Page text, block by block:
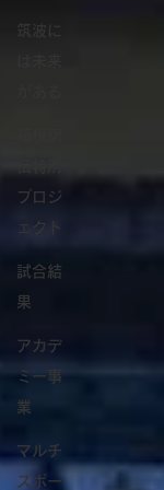
プロジ
ェクト
試合結
果
アカデ
ミー事
業
マルチ
スポー